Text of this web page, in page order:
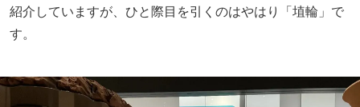
紹介していますが、ひと際目を引くのはやはり「埴輪」で
す。